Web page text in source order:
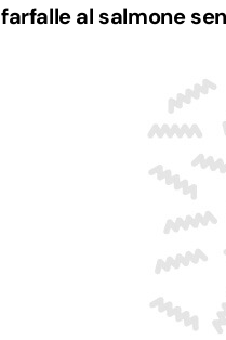
farfalle al salmone